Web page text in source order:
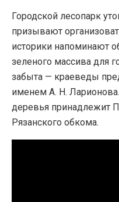
Городской лесопарк
призывают
историки напоминают
зеленого массива для
забыта — краеведы
именем А. Н.
деревья принадлежит
Рязанского обкома.